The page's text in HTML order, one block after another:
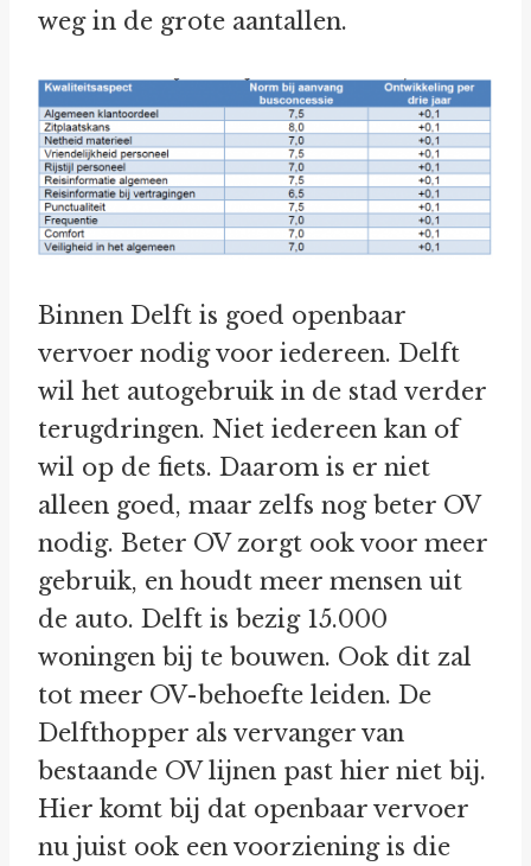
weg in de grote aantallen.
Binnen Delft is goed openbaar
vervoer nodig voor iedereen. Delft
wil het autogebruik in de stad verder
terugdringen. Niet iedereen kan of
wil op de fiets. Daarom is er niet
alleen goed, maar zelfs nog beter OV
nodig. Beter OV zorgt ook voor meer
gebruik, en houdt meer mensen uit
de auto. Delft is bezig 15.000
woningen bij te bouwen. Ook dit zal
tot meer OV-behoefte leiden. De
Delfthopper als vervanger van
bestaande OV lijnen past hier niet bij.
Hier komt bij dat openbaar vervoer
nu juist ook een voorziening is die